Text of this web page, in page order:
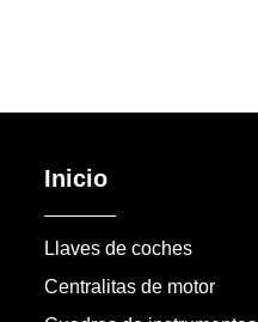
Inicio
Llaves de coches
Centralitas de motor